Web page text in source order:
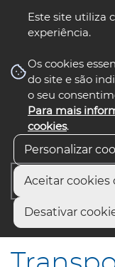
Este site utiliza
experiência.
Os cookies
do site e são
o seu
Para mais
cookies.
Personalizar
Aceitar cookies
Desativar
nos
Início
Transportes